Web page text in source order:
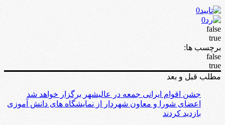
0
0
false
true
برچسب ها:
false
true
مطلب قبل و بعد
جشن اقوام ایرانی جمعه در عالیشهر برگزار خواهد شد
اعضای شورا و معاون شهردار از نمایشگاه های دانش آموزی
بازدید کردند